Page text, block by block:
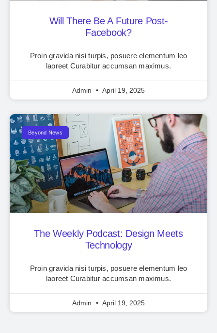
Will There Be A Future Post-
Facebook?
Proin gravida nisi turpis, posuere elementum leo
laoreet Curabitur accumsan maximus.
Admin April 19, 2025
Beyond News
The Weekly Podcast: Design Meets
Technology
Proin gravida nisi turpis, posuere elementum leo
laoreet Curabitur accumsan maximus.
Admin April 19, 2025